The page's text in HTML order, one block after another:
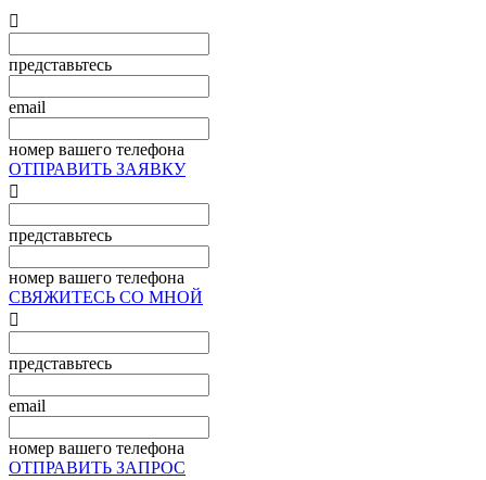

представьтесь
email
номер вашего телефона
ОТПРАВИТЬ ЗАЯВКУ

представьтесь
номер вашего телефона
СВЯЖИТЕСЬ СО МНОЙ

представьтесь
email
номер вашего телефона
ОТПРАВИТЬ ЗАПРОС